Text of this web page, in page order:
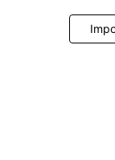
Meta Platforms
Limited,
trattamento dei